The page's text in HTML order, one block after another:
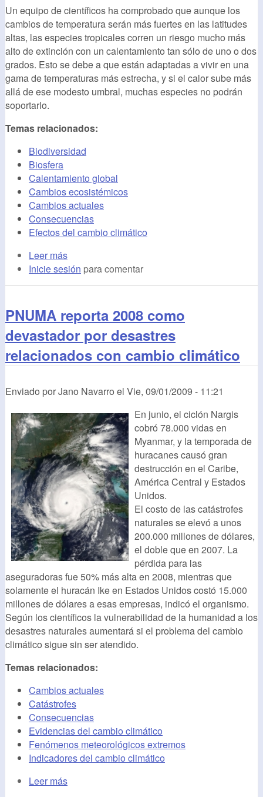
Un equipo de científicos ha comprobado que aunque los
cambios de temperatura serán más fuertes en las latitudes
altas, las especies tropicales corren un riesgo mucho más
alto de extinción con un calentamiento tan sólo de uno o dos
grados. Esto se debe a que están adaptadas a vivir en una
gama de temperaturas más estrecha, y si el calor sube más
allá de ese modesto umbral, muchas especies no podrán
soportarlo.
Temas relacionados:
Biodiversidad
Biosfera
Calentamiento global
Cambios ecosistémicos
Cambios actuales
Consecuencias
Efectos del cambio climático
Leer más
Inicie sesión para comentar
PNUMA reporta 2008 como
devastador por desastres
relacionados con cambio climático
Enviado porJano Navarro el Vie, 09/01/2009 - 11:21
En junio, el ciclón Nargis
cobró 78.000 vidas en
Myanmar, y la temporada de
huracanes causó gran
destrucción en el Caribe,
América Central y Estados
Unidos.
El costo de las catástrofes
naturales se elevó a unos
200.000 millones de dólares,
el doble que en 2007. La
pérdida para las
aseguradoras fue 50% más alta en 2008, mientras que
solamente el huracán Ike en Estados Unidos costó 15.000
millones de dólares a esas empresas, indicó el organismo.
Según los científicos la vulnerabilidad de la humanidad a los
desastres naturales aumentará si el problema del cambio
climático sigue sin ser atendido.
Temas relacionados:
Cambios actuales
Catástrofes
Consecuencias
Evidencias del cambio climático
Fenómenos meteorológicos extremos
Indicadores del cambio climático
Leer más